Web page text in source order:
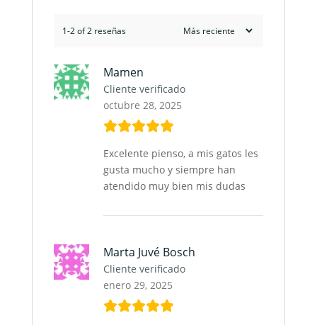
1-2 of 2 reseñas
Mamen
Cliente verificado
octubre 28, 2025
Excelente pienso, a mis gatos les
gusta mucho y siempre han
atendido muy bien mis dudas
Marta Juvé Bosch
Cliente verificado
enero 29, 2025